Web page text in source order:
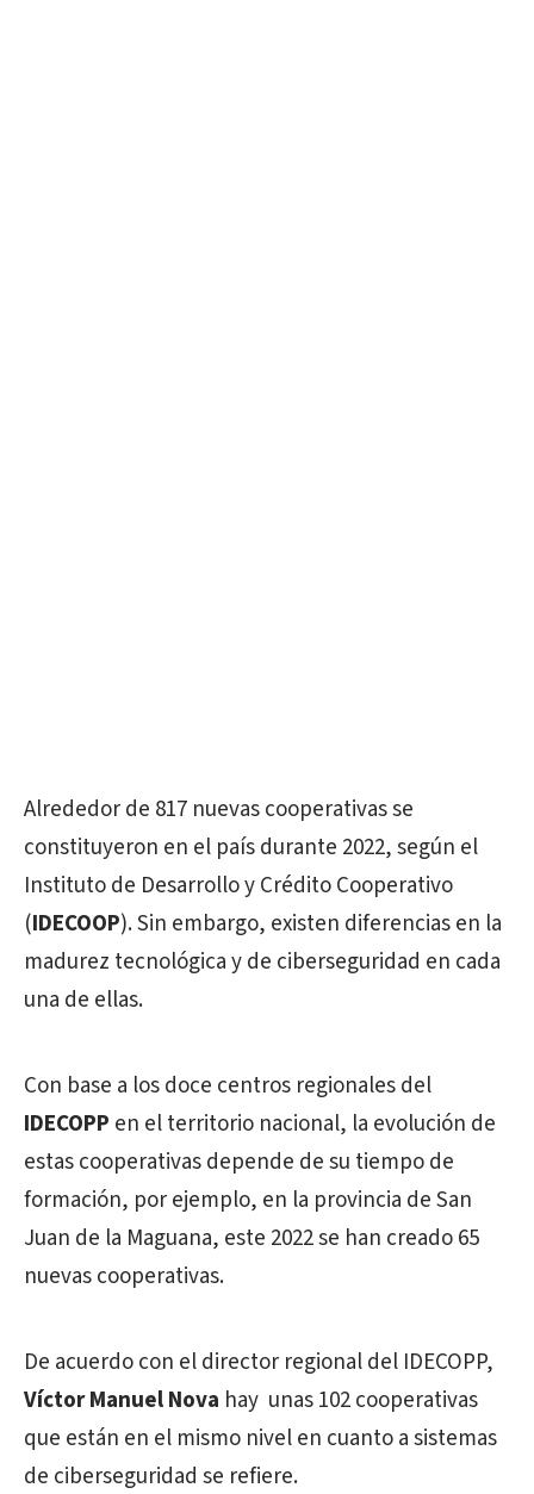
Alrededor de 817 nuevas cooperativas se
constituyeron en el país durante 2022, según el
Instituto de Desarrollo y Crédito Cooperativo
(IDECOOP). Sin embargo, existen diferencias en la
madurez tecnológica y de ciberseguridad en cada
una de ellas.
Con base a los doce centros regionales del
IDECOPP en el territorio nacional, la evolución de
estas cooperativas depende de su tiempo de
formación, por ejemplo, en la provincia de San
Juan de la Maguana, este 2022 se han creado 65
nuevas cooperativas.
De acuerdo con el director regional del IDECOPP,
Víctor Manuel Nova hay unas 102 cooperativas
que están en el mismo nivel en cuanto a sistemas
de ciberseguridad se refiere.